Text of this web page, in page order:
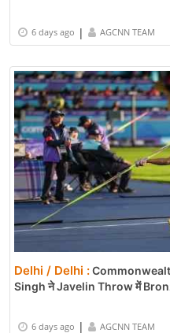
6 days ago | AGCNN TEAM
Delhi / Delhi :
Singh ने Javelin Throw में
6 days ago | AGCNN TEAM